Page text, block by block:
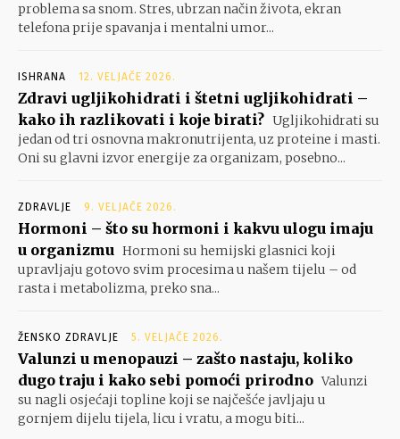
problema sa snom. Stres, ubrzan način života, ekran
telefona prije spavanja i mentalni umor...
ISHRANA 12. VELJAČE 2026.
Zdravi ugljikohidrati i štetni ugljikohidrati –
kako ih razlikovati i koje birati? Ugljikohidrati su
jedan od tri osnovna makronutrijenta, uz proteine i masti.
Oni su glavni izvor energije za organizam, posebno...
ZDRAVLJE 9. VELJAČE 2026.
Hormoni – što su hormoni i kakvu ulogu imaju
u organizmu Hormoni su hemijski glasnici koji
upravljaju gotovo svim procesima u našem tijelu – od
rasta i metabolizma, preko sna...
ŽENSKO ZDRAVLJE 5. VELJAČE 2026.
Valunzi u menopauzi – zašto nastaju, koliko
dugo traju i kako sebi pomoći prirodno Valunzi
su nagli osjećaji topline koji se najčešće javljaju u
gornjem dijelu tijela, licu i vratu, a mogu biti...